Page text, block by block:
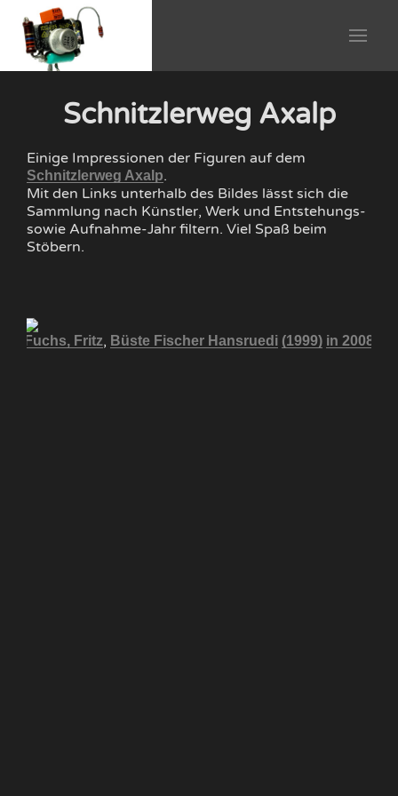
Schnitzlerweg Axalp
Einige Impressionen der Figuren auf dem
Schnitzlerweg Axalp.
Mit den Links unterhalb des Bildes lässt sich die
Sammlung nach Künstler, Werk und Entstehungs-
sowie Aufnahme-Jahr filtern. Viel Spaß beim
Stöbern.
Fuchs, Fritz, Büste Fischer Hansruedi (1999) in 2008